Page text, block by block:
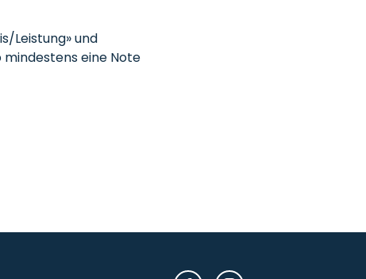
Leistung» und
eine Note